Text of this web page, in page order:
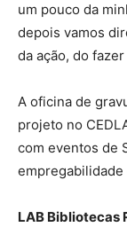
um pouco da
depois vamos
da ação, do
A oficina de
projeto no
com eventos de
empregabilidade
LAB Bibliotecas